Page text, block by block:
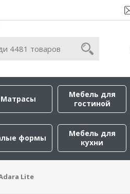
Матрасы
Мебель для
гостиной
формы
Мебель для
кухни
Lite